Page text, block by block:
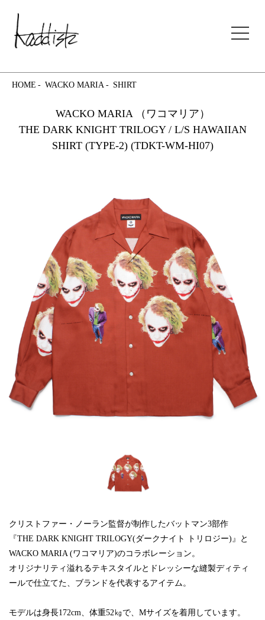
kaddish development store
HOME WACKO MARIA SHIRT
WACKO MARIA （ワコマリア）
THE DARK KNIGHT TRILOGY / L/S HAWAIIAN
SHIRT (TYPE-2) (TDKT-WM-HI07)
クリストファー・ノーラン監督が制作したバットマン3部作
『THE DARK KNIGHT TRILOGY(ダークナイト トリロジー)』と
WACKO MARIA (ワコマリア)のコラボレーション。
オリジナリティ溢れるテキスタイルとドレッシーな縫製ディティ
ールで仕立てた、ブランドを代表するアイテム。
モデルは身長172cm、体重52㎏で、Mサイズを着用しています。